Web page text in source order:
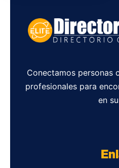
Conectamos personas
profesionales para
en